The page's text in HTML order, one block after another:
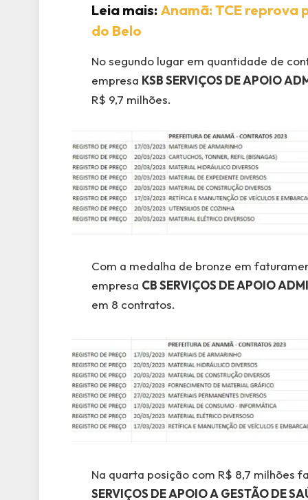
Leia mais:Anamã: TCE reprova
do Belo
No segundo lugar em quantidade de
empresa KSB SERVIÇOS DE APOIO
R$ 9,7 milhões.
Com a medalha de bronze em
empresa CB SERVIÇOS DE APOIO
em 8 contratos.
Na quarta posição com R$ 8,7 milhões
SERVIÇOS DE APOIO A GESTÃO DE